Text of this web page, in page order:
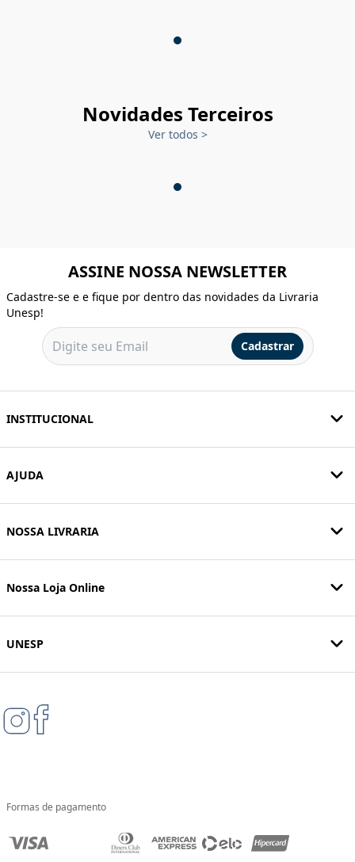
Novidades Terceiros
Ver todos >
ASSINE NOSSA NEWSLETTER
Cadastre-se e e fique por dentro das novidades da Livraria
Unesp!
Cadastrar
INSTITUCIONAL
AJUDA
NOSSA LIVRARIA
Nossa Loja Online
UNESP
Formas de pagamento